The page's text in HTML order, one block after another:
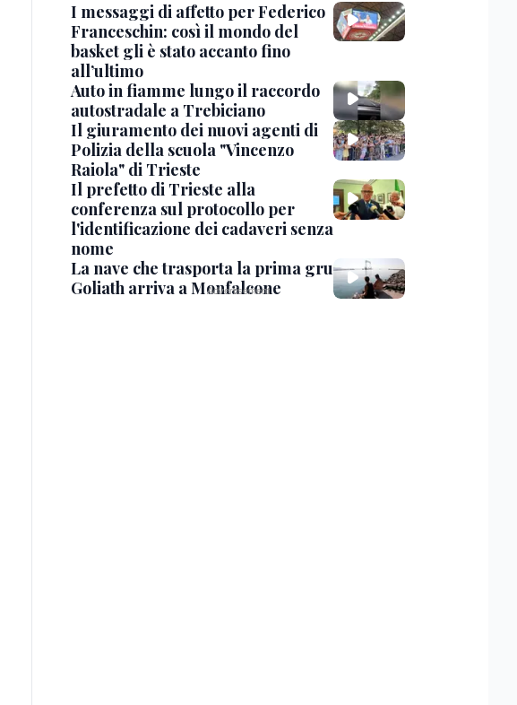
I messaggi di affetto per Federico
Franceschin: così il mondo del
basket gli è stato accanto fino
all’ultimo
Auto in fiamme lungo il raccordo
autostradale a Trebiciano
Il giuramento dei nuovi agenti di
Polizia della scuola "Vincenzo
Raiola" di Trieste
Il prefetto di Trieste alla
conferenza sul protocollo per
l'identificazione dei cadaveri senza
nome
La nave che trasporta la prima gru
Goliath arriva a Monfalcone